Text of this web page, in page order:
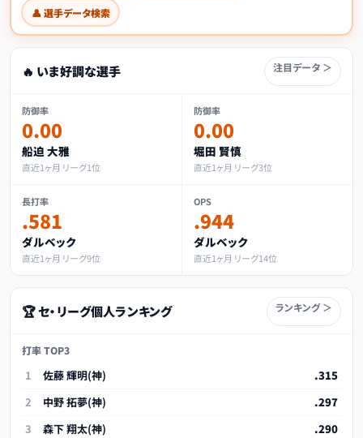
👤 選手データ検索
🔥 いま好調な選手 注目データ ＞
防御率
0.00
船迫 大雅
直近1ヶ月 リーグ1位
防御率
0.00
堀田 賢慎
直近1ヶ月 リーグ3位
長打率
.581
ダルベック
直近1ヶ月 リーグ9位
OPS
.944
ダルベック
直近1ヶ月 リーグ14位
🏆 セ・リーグ個人ランキング ランキング ＞
打率 TOP3
1 佐藤 輝明(神)
.315
2
中野 拓夢(神)
.297
3
森下 翔太(神) .290